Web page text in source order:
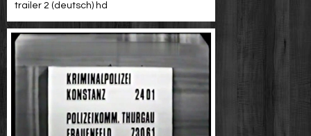
trailer 2 (deutsch) hd